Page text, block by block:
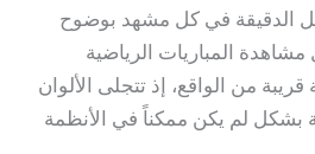
الدقيقة في كل مشهد بوضوح
المباريات الرياضية
قريبة من الواقع، إذ تتجلى الألوان
بشكل لم يكن ممكناً في الأنظمة